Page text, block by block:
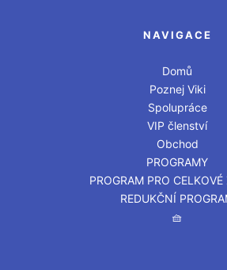
NAVIGACE
Domů
Poznej Viki
Spolupráce
VIP členství
Obchod
PROGRAMY
PROGRAM PRO CELKOVÉ
REDUKČNÍ
🧺